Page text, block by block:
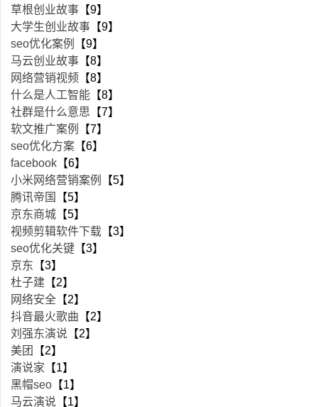
草根创业故事 【9】
大学生创业故事 【9】
seo优化案例
【9】
马云创业故事 【8】
网络营销视频 【8】
什么是人工智能 【8】
社群是什么意思 【7】
软文推广案例
【7】
seo优化方案 【6】
facebook 【6】
小米网络营销案例
【5】
腾讯帝国
【5】
京东商城 【5】
视频剪辑软件下载 【3】
seo优化关键 【3】
京东 【3】
杜子建 【2】
网络安全 【2】
抖音最火歌曲 【2】
刘强东演说 【2】
美团
【2】
演说家 【1】
黑帽seo 【1】
马云演说 【1】